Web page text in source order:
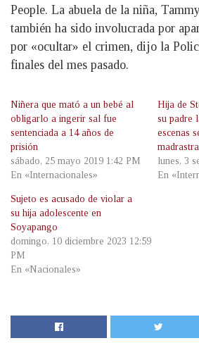
People. La abuela de la niña,
también ha sido involucrada por
por «ocultar» el crimen, dijo la
finales del mes pasado.
Niñera que mató a un bebé al
obligarlo a ingerir sal fue
sentenciada a 14 años de
prisión
sábado, 25 mayo 2019 1:42 PM
En «Internacionales»
Hija de
su padre
escenas
madrastra
lunes, 3
En
Sujeto es acusado de violar a
su hija adolescente en
Soyapango
domingo, 10 diciembre 2023 12:59
PM
En «Nacionales»